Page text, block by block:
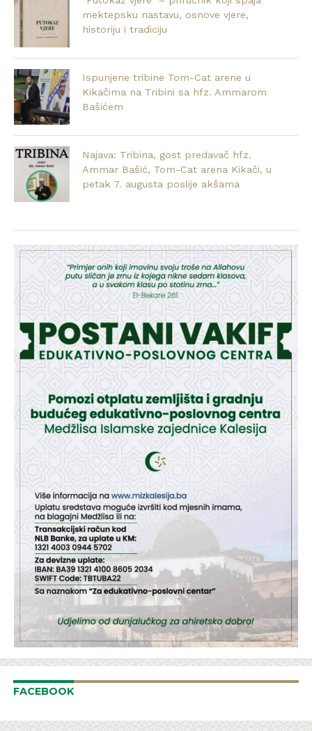
mektepsku nastavu, osnove vjere,
historiju i tradiciju
Ispunjene tribine Tom-Cat arene u
Kikačima na Tribini sa hfz. Ammarom
Bašićem
Najava: Tribina, gost predavač hfz.
Ammar Bašić, Tom-Cat arena Kikači, u
petak 7. augusta poslije akšama
FACEBOOK